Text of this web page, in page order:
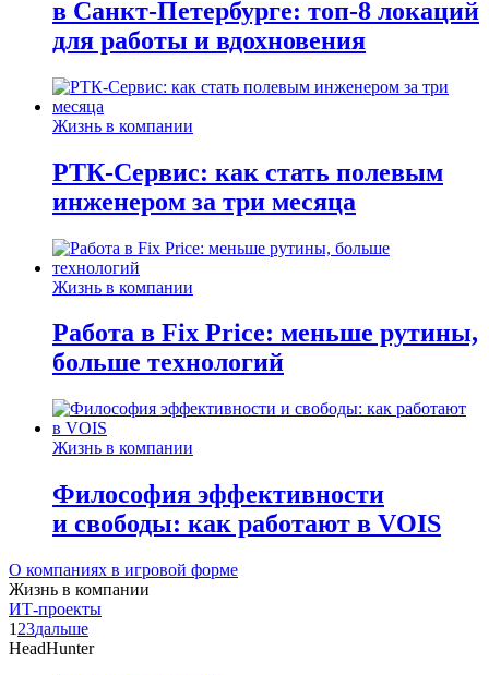
в Санкт-Петербурге: топ-8 локаций
для работы и вдохновения
Жизнь в компании
РТК-Сервис: как стать полевым
инженером за три месяца
Жизнь в компании
Работа в Fix Price: меньше рутины,
больше технологий
Жизнь в компании
Философия эффективности
и свободы: как работают в VOIS
О компаниях в игровой форме
Жизнь в компании
ИТ-проекты
1 23дальше
HeadHunter